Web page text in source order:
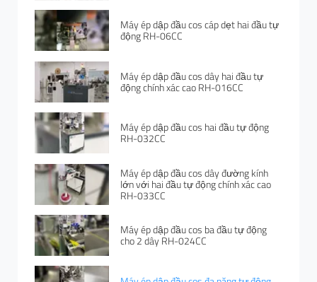
Máy ép dập đầu cos cáp dẹt hai đầu tự
động RH-06CC
Máy ép dập đầu cos dây hai đầu tự
động chính xác cao RH-016CC
Máy ép dập đầu cos hai đầu tự động
RH-032CC
Máy ép dập đầu cos dây đường kính
lớn với hai đầu tự động chính xác cao
RH-033CC
Máy ép dập đầu cos ba đầu tự động
cho 2 dây RH-024CC